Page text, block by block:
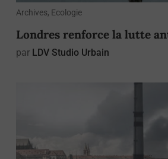
Archives, Ecologie
Londres renforce la lutte
par LDV Studio Urbain